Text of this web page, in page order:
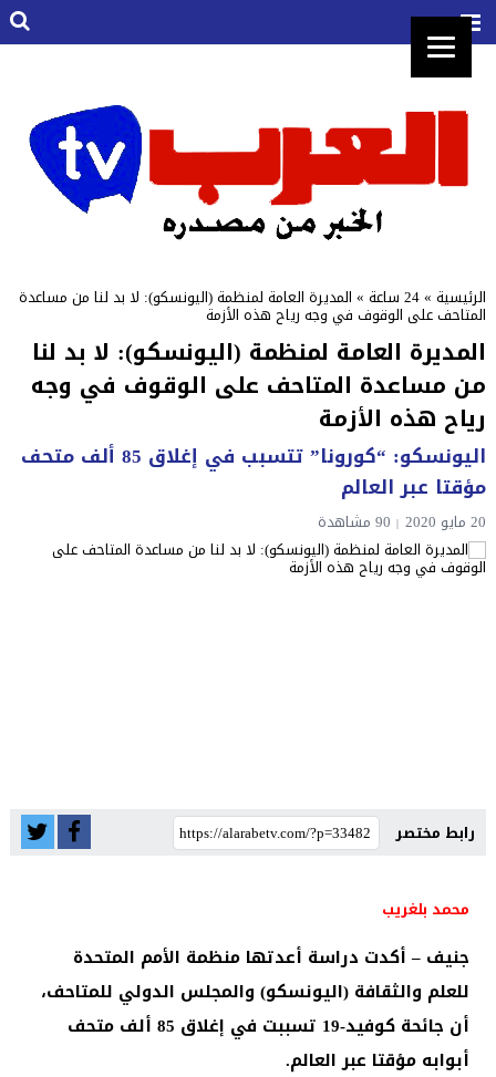
الرئيسية »24 ساعة »المديرة العامة لمنظمة (اليونسكو): لا بد لنا من مساعدة
المتاحف على الوقوف في وجه رياح هذه الأزمة
المديرة العامة لمنظمة (اليونسكو): لا بد لنا
من مساعدة المتاحف على الوقوف في وجه
رياح هذه الأزمة
اليونسكو: “كورونا” تتسبب في إغلاق 85 ألف متحف
مؤقتا عبر العالم
20 مايو 2020 90 مشاهدة
رابط مختصر
محمد بلغريب
جنيف – أكدت دراسة أعدتها منظمة الأمم المتحدة
للعلم والثقافة (اليونسكو) والمجلس الدولي للمتاحف،
أن جائحة كوفيد-19 تسببت في إغلاق 85 ألف متحف
أبوابه مؤقتا عبر العالم.